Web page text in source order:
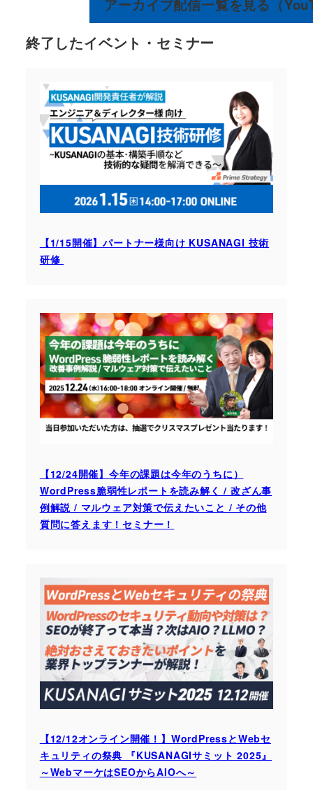
アーカイブ配信一覧を見る（
終了したイベント・セミナー
【1/15開催】パートナー様向け KUSANAGI 技術
研修
【12/24開催】今年の課題は今年のうちに）
WordPress脆弱性レポートを読み解く / 改ざん事
例解説 / マルウェア対策で伝えたいこと / その他
質問に答えます！セミナー！
【12/12オンライン開催！】WordPressとWebセ
キュリティの祭典 『KUSANAGIサミット 2025』
～WebマーケはSEOからAIOへ～